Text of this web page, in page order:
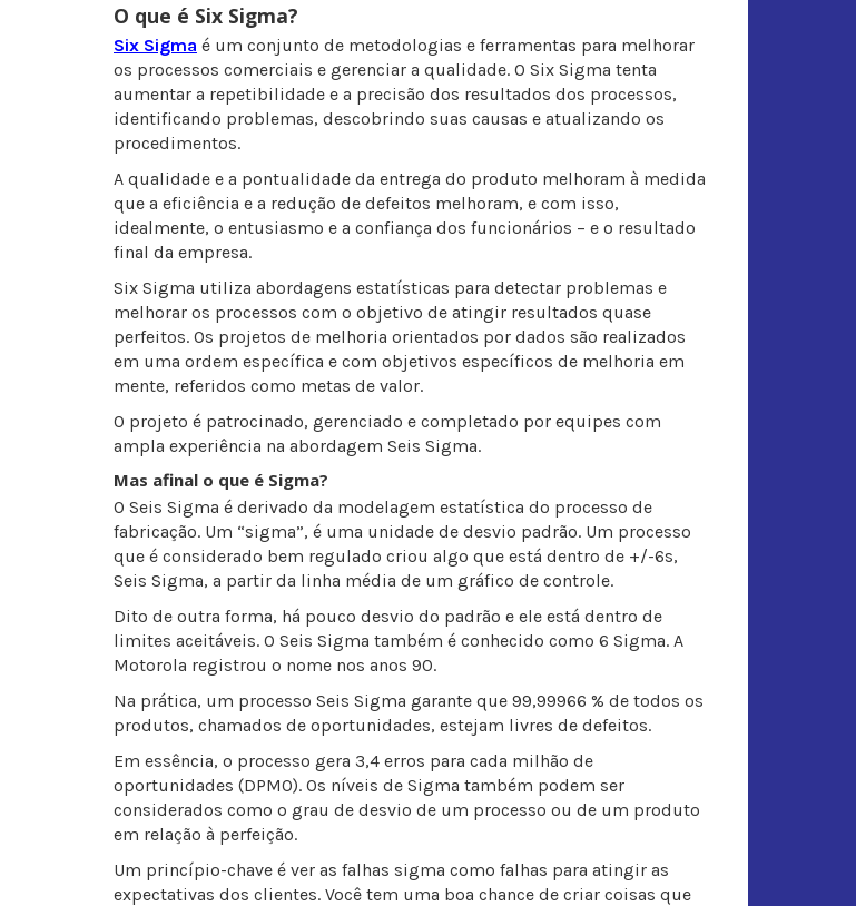
O que é Six Sigma?
Six Sigma é um conjunto de metodologias e ferramentas para melhorar
os processos comerciais e gerenciar a qualidade. O Six Sigma tenta
aumentar a repetibilidade e a precisão dos resultados dos processos,
identificando problemas, descobrindo suas causas e atualizando os
procedimentos.
A qualidade e a pontualidade da entrega do produto melhoram à medida
que a eficiência e a redução de defeitos melhoram, e com isso,
idealmente, o entusiasmo e a confiança dos funcionários – e o resultado
final da empresa.
Six Sigma utiliza abordagens estatísticas para detectar problemas e
melhorar os processos com o objetivo de atingir resultados quase
perfeitos. Os projetos de melhoria orientados por dados são realizados
em uma ordem específica e com objetivos específicos de melhoria em
mente, referidos como metas de valor.
O projeto é patrocinado, gerenciado e completado por equipes com
ampla experiência na abordagem Seis Sigma.
Mas afinal o que é Sigma?
O Seis Sigma é derivado da modelagem estatística do processo de
fabricação. Um “sigma”, é uma unidade de desvio padrão. Um processo
que é considerado bem regulado criou algo que está dentro de +/-6s,
Seis Sigma, a partir da linha média de um gráfico de controle.
Dito de outra forma, há pouco desvio do padrão e ele está dentro de
limites aceitáveis. O Seis Sigma também é conhecido como 6 Sigma. A
Motorola registrou o nome nos anos 90.
Na prática, um processo Seis Sigma garante que 99,99966 % de todos os
produtos, chamados de oportunidades, estejam livres de defeitos.
Em essência, o processo gera 3,4 erros para cada milhão de
oportunidades (DPMO). Os níveis de Sigma também podem ser
considerados como o grau de desvio de um processo ou de um produto
em relação à perfeição.
Um princípio-chave é ver as falhas sigma como falhas para atingir as
expectativas dos clientes. Você tem uma boa chance de criar coisas que